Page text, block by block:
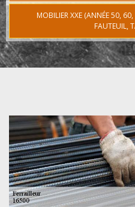
MOBILIER XXE (ANNÉE 50,
FAUTEUIL,